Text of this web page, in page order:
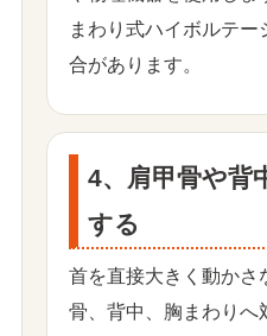
まわり式ハイボルテ
合があります。
4、肩甲骨や背
する
首を直接大きく動かさ
骨、背中、胸まわりへ